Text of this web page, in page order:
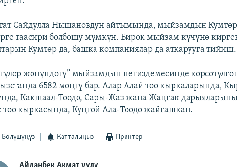
Сайдулла Нышановдун айтымында, мыйзамдын
таасири болбошу мүмкүн. Бирок мыйзам күчүнө
Кумтөр да, башка компаниялар да аткарууга тийиш.
жөнүндөгү” мыйзамдын негиздемесинде
6582 мөңгү бар. Алар Алай тоо кыркаларында,
Какшаал-Тоодо, Сары-Жаз жана Жаңгак
тоо кыркасында, Күңгөй Ала-Тоодо жайгашкан.
Бөлүшүңүз Катталыңыз Принтер